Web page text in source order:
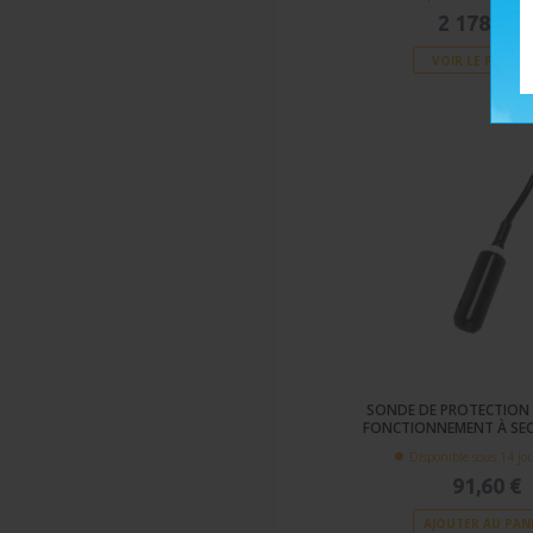
2 178,00 €
VOIR LE PRODUIT
SONDE DE PROTECTION
FONCTIONNEMENT À
Disponible sous 14
91,60 €
AJOUTER AU